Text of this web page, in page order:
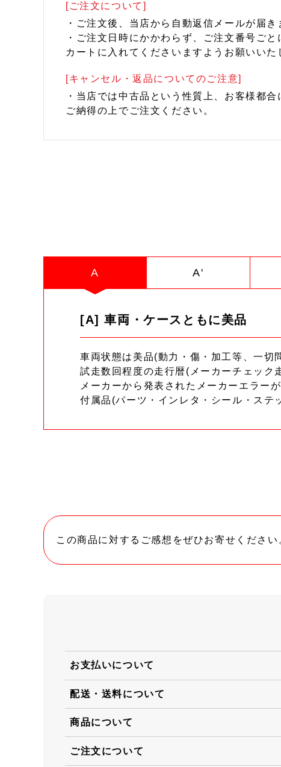
[ご注文について]
・ご注文後、当店から自動返信メールが届
・ご注文日時にかかわらず、ご注文番号ご
カートに入れてくださいますようお願いいた
[キャンセル・返品についてのご注意]
・当店では中古品という性質上、お客様都
ご納得の上でご注文ください。
A A'
[A] 車両・ケースともに美品
車両状態は美品(動力・傷・加工等、一切
試走数回程度の走行暦(メーカーチェック
メーカーから発表されたメーカーエラー
付属品(パーツ・インレタ・シール・ステ
この商品に対するご感想をぜひお寄せください
お支払いについて
配送・送料について
商品について
ご注文について